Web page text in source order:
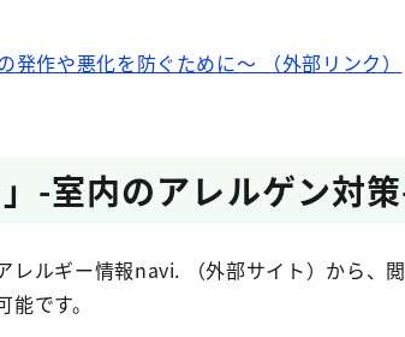
作や悪化を防ぐために～ （外部リンク）
-室内のアレルゲン対
レルギー情報navi. （外部サイト）から、
能です。